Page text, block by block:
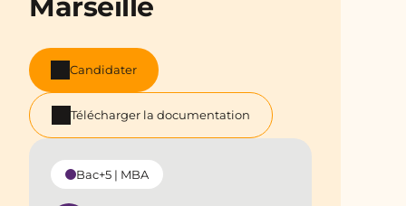
Marseille
Candidater
Télécharger la documentation
Bac+5 | MBA